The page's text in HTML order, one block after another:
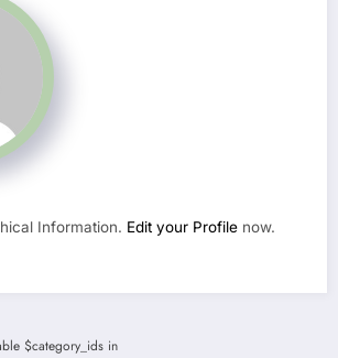
Information. Edit your Profile now.
$category_ids in